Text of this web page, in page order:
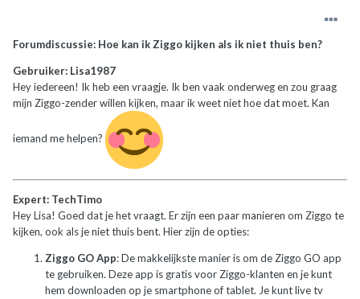
Forumdiscussie: Hoe kan ik Ziggo kijken als ik niet thuis ben?
Gebruiker: Lisa1987
Hey iedereen! Ik heb een vraagje. Ik ben vaak onderweg en zou graag
mijn Ziggo-zender willen kijken, maar ik weet niet hoe dat moet. Kan
iemand me helpen?
Expert: TechTimo
Hey Lisa! Goed dat je het vraagt. Er zijn een paar manieren om Ziggo te
kijken, ook als je niet thuis bent. Hier zijn de opties:
Ziggo GO App: De makkelijkste manier is om de Ziggo GO app
te gebruiken. Deze app is gratis voor Ziggo-klanten en je kunt
hem downloaden op je smartphone of tablet. Je kunt live tv